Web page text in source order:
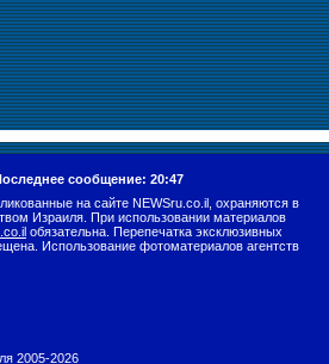
сообщение: 20:47
на сайте NEWSru.co.il, охраняются в
Израиля. При использовании материалов
обязательна. Перепечатка эксклюзивных
Использование фотоматериалов агентств
2005-2026